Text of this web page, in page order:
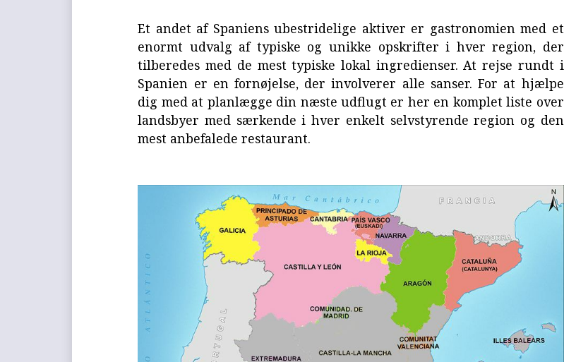
Et andet af Spaniens ubestridelige aktiver er gastronomien med et
enormt udvalg af typiske og unikke opskrifter i hver region, der
tilberedes med de mest typiske lokal ingredienser. At rejse rundt i
Spanien er en fornøjelse, der involverer alle sanser. For at hjælpe
dig med at planlægge din næste udflugt er her en komplet liste over
landsbyer med særkende i hver enkelt selvstyrende region og den
mest anbefalede restaurant.